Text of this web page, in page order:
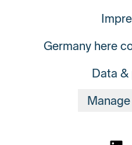
Germany here
Data &